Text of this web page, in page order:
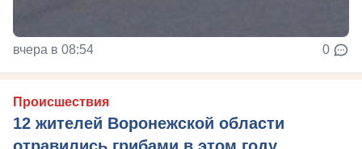
вчера в 08:54 0
Происшествия
12 жителей Воронежской области